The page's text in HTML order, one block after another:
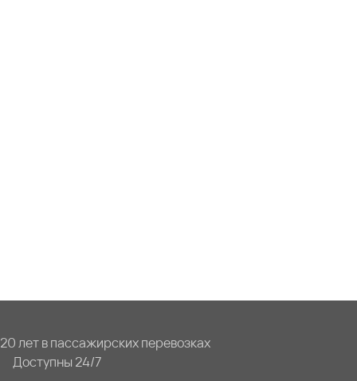
20 лет в пассажирских перевозках
Доступны 24/7